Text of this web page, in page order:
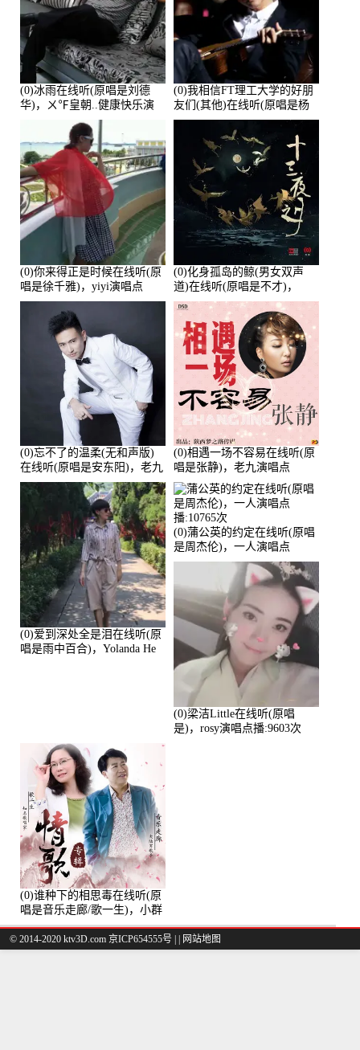
(0)冰雨在线听(原唱是刘德
华)，ㄨ℉皇朝..健康快乐演
(0)我相信FT理工大学的好朋
友们(其他)在线听(原唱是杨
培安)，老乔演唱点播:23714
(0)你来得正是时候在线听(原
唱是徐千雅)，yiyi演唱点
播:21991次
(0)化身孤岛的鲸(男女双声
道)在线听(原唱是不才)，
HGBai演唱点播:19428次
(0)忘不了的温柔(无和声版)
在线听(原唱是安东阳)，老九
演唱点播:17392次
(0)相遇一场不容易在线听(原
唱是张静)，老九演唱点
播:11453次
(0)爱到深处全是泪在线听(原
唱是雨中百合)，Yolanda He
(0)蒲公英的约定在线听(原唱
是周杰伦)，一人演唱点
播:10765次
(0)梁洁Little在线听(原唱
是)，rosy演唱点播:9603次
(0)谁种下的相思毒在线听(原
唱是音乐走廊/歌一生)，小群
演唱点播:8975次
© 2014-2020 ktv3D.com 京ICP654555号 | 网站地图